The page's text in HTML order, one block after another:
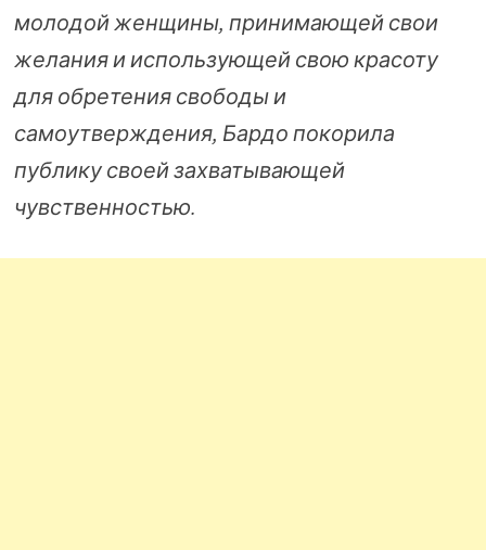
молодой женщины, принимающей свои
желания и использующей свою красоту
для обретения свободы и
самоутверждения, Бардо покорила
публику своей захватывающей
чувственностью.